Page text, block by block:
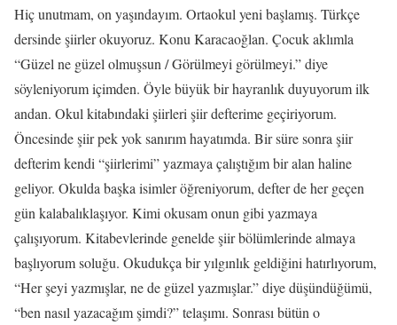
Hiç unutmam, on yaşındayım. Ortaokul yeni başlamış. Türkçe
dersinde şiirler okuyoruz. Konu Karacaoğlan. Çocuk aklımla
“Güzel ne güzel olmuşsun / Görülmeyi görülmeyi.” diye
söyleniyorum içimden. Öyle büyük bir hayranlık duyuyorum ilk
andan. Okul kitabındaki şiirleri şiir defterime geçiriyorum.
Öncesinde şiir pek yok sanırım hayatımda. Bir süre sonra şiir
defterim kendi “şiirlerimi” yazmaya çalıştığım bir alan haline
geliyor. Okulda başka isimler öğreniyorum, defter de her geçen
gün kalabalıklaşıyor. Kimi okusam onun gibi yazmaya
çalışıyorum. Kitabevlerinde genelde şiir bölümlerinde almaya
başlıyorum soluğu. Okudukça bir yılgınlık geldiğini hatırlıyorum,
“Her şeyi yazmışlar, ne de güzel yazmışlar.” diye düşündüğümü,
“ben nasıl yazacağım şimdi?” telaşımı. Sonrası bütün o